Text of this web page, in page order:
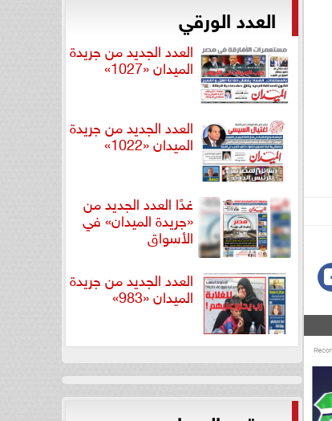
العدد الورقي
العدد الجديد من جريدة
الميدان «1027»
العدد الجديد من جريدة
الميدان «1022»
غدًا العدد الجديد من
«جريدة الميدان» في
الأسواق
العدد الجديد من جريدة
الميدان «983»